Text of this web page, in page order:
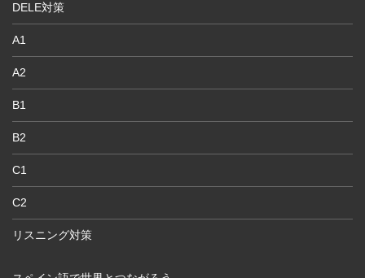
DELE対策
A1
A2
B1
B2
C1
C2
リスニング対策